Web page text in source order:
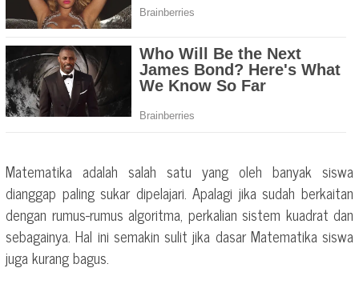
Matematika adalah salah satu yang oleh banyak siswa
dianggap paling sukar dipelajari. Apalagi jika sudah berkaitan
dengan rumus-rumus algoritma, perkalian sistem kuadrat dan
sebagainya. Hal ini semakin sulit jika dasar Matematika siswa
juga kurang bagus.